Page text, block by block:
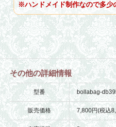
※ハンドメイド制作なので多少
その他の詳細情報
型番 bollabag-
販売価格 7,800円(税込